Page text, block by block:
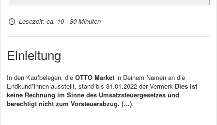
Lesezeit: ca. 10 - 30 Minuten
Einleitung
In den Kaufbelegen, die OTTO Market in Deinem Namen an die
Endkund*innen ausstellt, stand bis 31.01.2022 der Vermerk Dies ist
keine Rechnung im Sinne des Umsatzsteuergesetzes und
berechtigt nicht zum Vorsteuerabzug. (…).